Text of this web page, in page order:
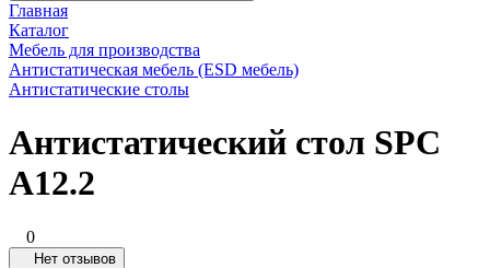
Главная
Каталог
Мебель для производства
Антистатическая мебель (ESD мебель)
Антистатические столы
Антистатический стол SPC
A12.2
0
Нет отзывов